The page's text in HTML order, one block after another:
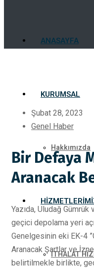
ANASAYFA
KURUMSAL
Hakkımızda
İTHALAT
Şubat 28, 2023
Genel Haber
Bir Defaya
Aranacak
Yazıda, Uludağ
geçici depolama yeri
Genelgesinin eki EK-4
Aranacak Şartlar ve
belirtilmekle birlikte,